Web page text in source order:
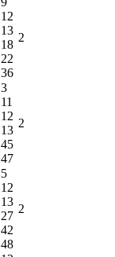
12
13
18
22
36
2
3
11
12
13
45
47
2
5
12
13
27
42
48
2